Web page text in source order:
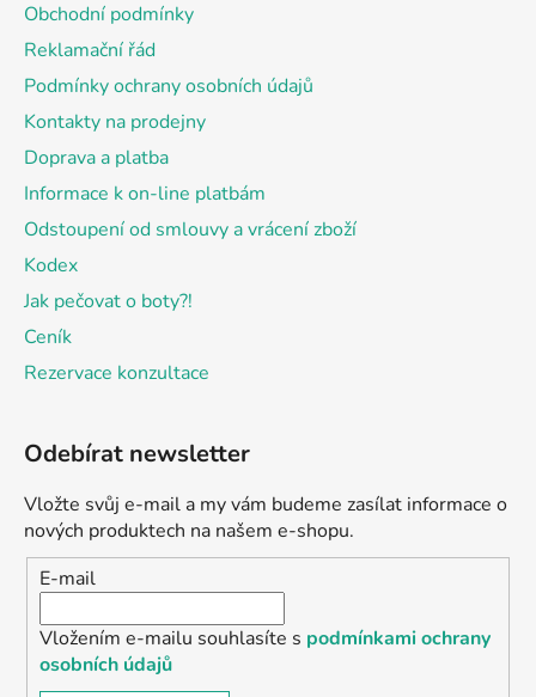
Obchodní podmínky
Reklamační řád
Podmínky ochrany osobních údajů
Kontakty na prodejny
Doprava a platba
Informace k on-line platbám
Odstoupení od smlouvy a vrácení zboží
Kodex
Jak pečovat o boty?!
Ceník
Rezervace konzultace
Odebírat newsletter
Vložte svůj e-mail a my vám budeme zasílat informace o
nových produktech na našem e-shopu.
E-mail
Vložením e-mailu souhlasíte s podmínkami ochrany
osobních údajů